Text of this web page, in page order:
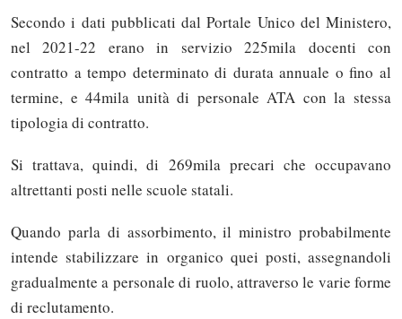
Secondo i dati pubblicati dal Portale Unico del Ministero,
nel 2021-22 erano in servizio 225mila docenti con
contratto a tempo determinato di durata annuale o fino al
termine, e 44mila unità di personale ATA con la stessa
tipologia di contratto.
Si trattava, quindi, di 269mila precari che occupavano
altrettanti posti nelle scuole statali.
Quando parla di assorbimento, il ministro probabilmente
intende stabilizzare in organico quei posti, assegnandoli
gradualmente a personale di ruolo, attraverso le varie forme
di reclutamento.